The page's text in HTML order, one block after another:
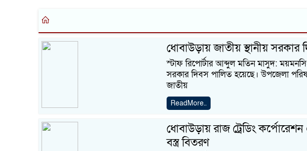
ধোবাউড়ায় জাতীয় স্থানীয় সরকার
স্টাফ রিপোর্টার আব্দুল মতিন মাসুদ:
সরকার দিবস পালিত হয়েছে। উপজেলা
জাতীয়
ReadMore..
ধোবাউড়ায় রাজ ট্রেডিং
বস্ত্র বিতরণ